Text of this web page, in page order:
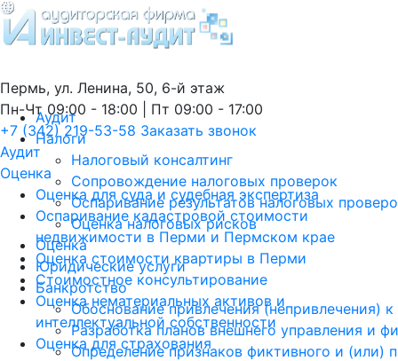
Пермь, ул. Ленина, 50, 6-й этаж
Пн-Чт 09:00 - 18:00 | Пт 09:00 - 17:00
+7 (342) 219-53-58 Заказать звонок
Аудит
Оценка
Оценка для суда и судебная экспертиза
Оспаривание кадастровой стоимости
недвижимости в Перми и Пермском крае
Оценка стоимости квартиры в Перми
Стоимостное консультирование
Оценка нематериальных активов и
интеллектуальной собственности
Оценка для страхования
Аудит
Налоги
Налоговый консалтинг
Сопровождение налоговых проверок
Оспаривание результатов налоговых
Оценка налоговых рисков
Оценка
Юридические услуги
Банкротство
Обоснование привлечения (непривлечения)
Разработка планов внешнего управления и
Определение признаков фиктивного и (или)